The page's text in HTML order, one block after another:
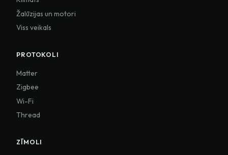
Žalūzijas un motori
Viss veikals
PROTOKOLI
Matter
Zigbee
Wi-Fi
Thread
ZĪMOLI